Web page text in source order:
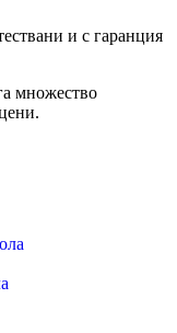
и с гаранция
множество